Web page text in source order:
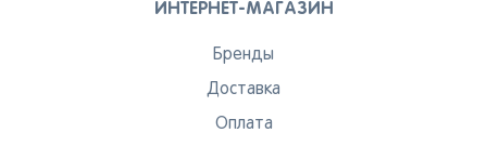
ИНТЕРНЕТ-МАГАЗИН
Бренды
Доставка
Оплата